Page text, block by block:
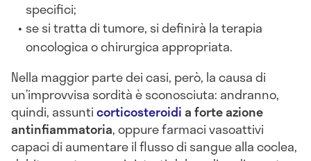
specifici;
se si tratta di tumore, si definirà la terapia
oncologica o chirurgica appropriata.
Nella maggior parte dei casi, però, la causa di
un’improvvisa sordità è sconosciuta: andranno,
quindi, assunticorticosteroidia forte azione
antinfiammatoria, oppure farmaci vasoattivi
capaci di aumentare il flusso di sangue alla coclea,